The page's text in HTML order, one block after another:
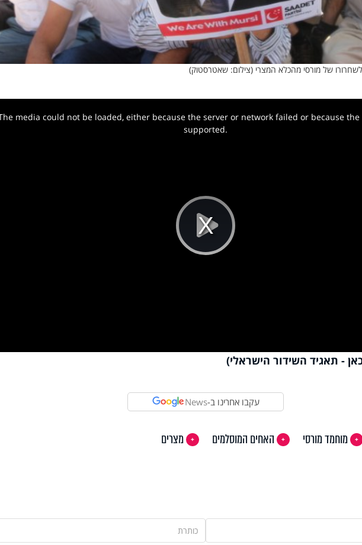
של מורסי מהכלא המצרי (צילום: שאטרסטוק)
Play
media could not be loaded, either because the server or network failed or because
supported.
- תאגיד השידור הישראלי)
עקבו אחרינו ב-News
מוחמד מורסי האחים המוסלמים מצרים